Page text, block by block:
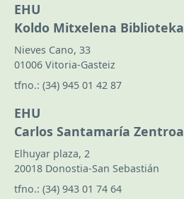
EHU
Koldo Mitxelena Biblioteka
Nieves Cano, 33
01006 Vitoria-Gasteiz
tfno.: (34) 945 01 42 87
EHU
Carlos Santamaría Zentroa
Elhuyar plaza, 2
20018 Donostia-San Sebastián
tfno.: (34) 943 01 74 64